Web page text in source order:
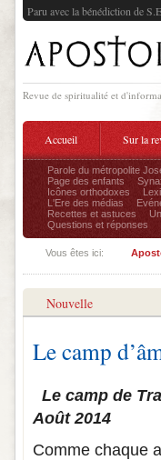
Paru avec la bénédiction de
Revue de spiritualité et
Accueil Sur la
Parole du métropolite
Page des enfants
Icônes orthodoxes
L'Ere des médias
Recettes et astuces
Questions et réponses
Vous êtes ici:
Nouvelle
Le camp
Le camp de
Août 2014
Comme chaque